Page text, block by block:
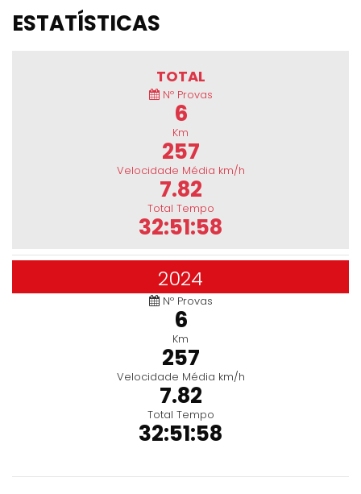
ESTATÍSTICAS
TOTAL
Nº Provas
6
Km
257
Velocidade Média km/h
7.82
Total Tempo
32:51:58
2024
Nº Provas
6
Km
257
Velocidade Média km/h
7.82
Total Tempo
32:51:58